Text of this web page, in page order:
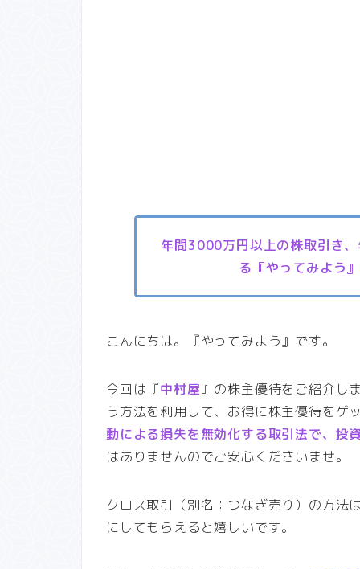
年間3000万円以上の株取引き
る『やってみよう
こんにちは。『やってみよう』です。
今回は『中村屋』の株主優待をご紹介し
う方法を利用して、お得に株主優待をゲ
動による損失を無効化する取引法で、投
はありませんのでご安心くださいませ。
クロス取引（別名：つなぎ売り）の方法
にしてもらえると嬉しいです。